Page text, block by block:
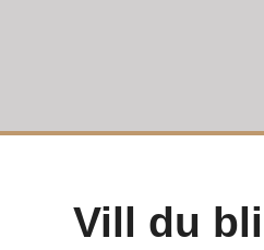
Vill du